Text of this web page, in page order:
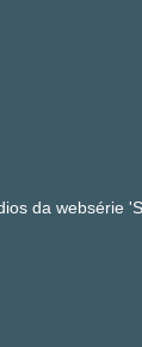
da websérie